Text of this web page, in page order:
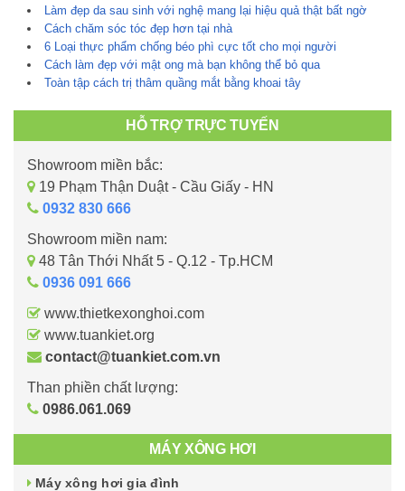
Làm đẹp da sau sinh với nghệ mang lại hiệu quả thật bất ngờ
Cách chăm sóc tóc đẹp hơn tại nhà
6 Loại thực phẩm chống béo phì cực tốt cho mọi người
Cách làm đẹp với mật ong mà bạn không thể bỏ qua
Toàn tập cách trị thâm quầng mắt bằng khoai tây
HỖ TRỢ TRỰC TUYẾN
Showroom miền bắc:
19 Phạm Thận Duật - Cầu Giấy - HN
0932 830 666
Showroom miền nam:
48 Tân Thới Nhất 5 - Q.12 - Tp.HCM
0936 091 666
www.thietkexonghoi.com
www.tuankiet.org
contact@tuankiet.com.vn
Than phiền chất lượng:
0986.061.069
MÁY XÔNG HƠI
Máy xông hơi gia đình